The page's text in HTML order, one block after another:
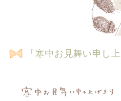
「寒中お見舞い申し